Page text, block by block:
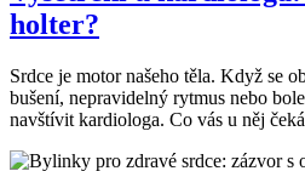
holter?
Srdce je motor našeho těla. Když se
bušení, nepravidelný rytmus nebo
navštívit kardiologa. Co vás u něj